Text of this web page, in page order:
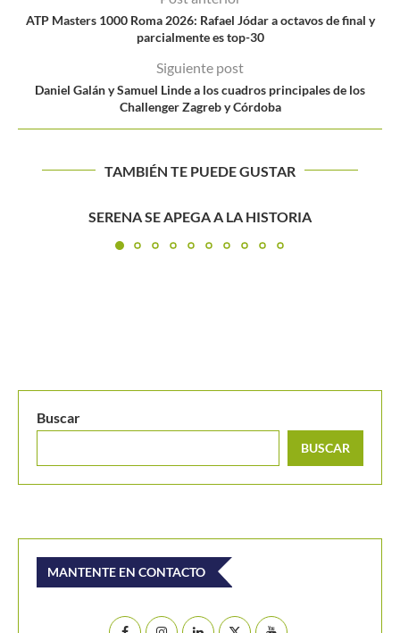
ATP Masters 1000 Roma 2026: Rafael Jódar a octavos de final y
parcialmente es top-30
Siguiente post
Daniel Galán y Samuel Linde a los cuadros principales de los
Challenger Zagreb y Córdoba
TAMBIÉN TE PUEDE GUSTAR
Alejandro Hoyos: “Mentalmente no me desgaste, esa
Buscar
BUSCAR
MANTENTE EN CONTACTO